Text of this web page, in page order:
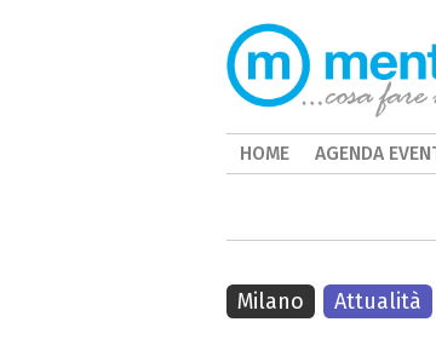
Milano Attualità
HOME AGENDA